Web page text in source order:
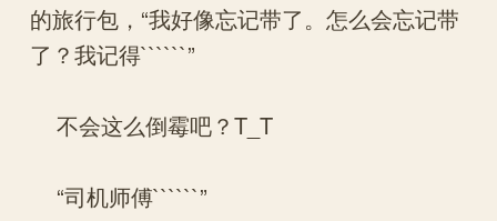
的旅行包，“我好像忘记带了。怎么会忘记带
了？我记得``````”
不会这么倒霉吧？T_T
“司机师傅``````”